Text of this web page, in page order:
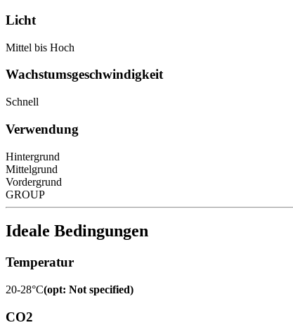
Licht
Mittel bis Hoch
Wachstumsgeschwindigkeit
Schnell
Verwendung
Hintergrund
Mittelgrund
Vordergrund
GROUP
Ideale Bedingungen
Temperatur
20-28°C(opt: Not specified)
CO2